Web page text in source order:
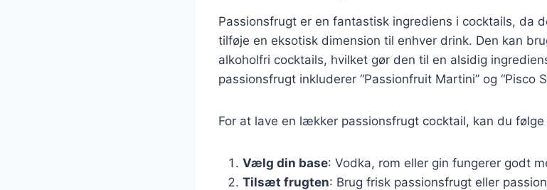
Passionsfrugt er en fantastisk ingrediens i cocktails, da
tilføje en eksotisk dimension til enhver drink. Den kan
alkoholfri cocktails, hvilket gør den til en alsidig
passionsfrugt inkluderer “Passionfruit Martini” og “Pisco
For at lave en lækker passionsfrugt cocktail, kan du
Vælg din base: Vodka, rom eller gin fungerer godt
Tilsæt frugten: Brug frisk passionsfrugt eller